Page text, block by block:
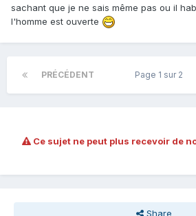
sachant que je ne sais même pas ou il
l'homme est ouverte
PRÉCÉDENT Page 1 sur 2
Ce sujet ne peut plus recevoir de
Share